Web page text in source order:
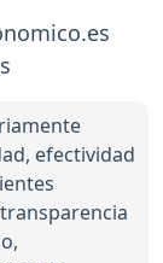
efectividad